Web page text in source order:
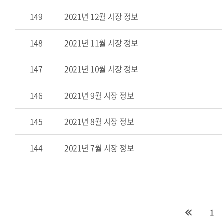
149 2021년 12월 시장 정보
148 2021년 11월 시장 정보
147 2021년 10월 시장 정보
146 2021년 9월 시장 정보
145 2021년 8월 시장 정보
144 2021년 7월 시장 정보
1